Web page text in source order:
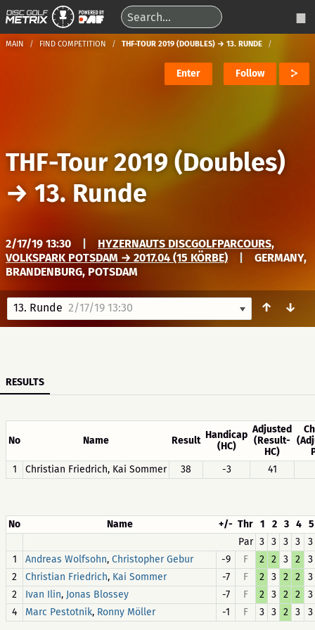
MAIN FIND COMPETITION THF-TOUR 2019 (DOUBLES) → 13. RUNDE
Enter Follow
THF-Tour 2019 (Doubles)
→ 13. Runde
2/17/19 13:30
HYZERNAUTS DISCGOLFPARCOURS,
VOLKSPARK POTSDAM → 2017.04 (15 KÖRBE)
GERMANY,
BRANDENBURG, POTSDAM
13. Runde 2/17/19 13:30 ↑ ↓
RESULTS
No Name Result Handicap
(HC)
Adjusted
(Result-
HC)
1
Christian Friedrich, Kai Sommer 38 -3 41
No Name +/- Thr 1 2 3 4 5
Par 3 3 3 3
3
1
Andreas Wolfsohn, Christopher Gebur -9 F 2 2 3 2
3
2
Christian Friedrich, Kai Sommer -7 F 2 3 2 2
3
2
Ivan Ilin, Jonas Blossey -7 F 2 3 2 2
3
4
Marc Pestotnik, Ronny Möller -1 F 3 3 2 3 3